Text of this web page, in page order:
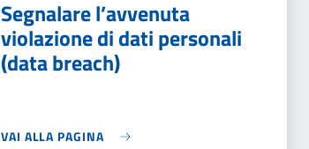
Segnalare l’avvenuta
violazione di dati personali
(data breach)
VAI ALLA PAGINA